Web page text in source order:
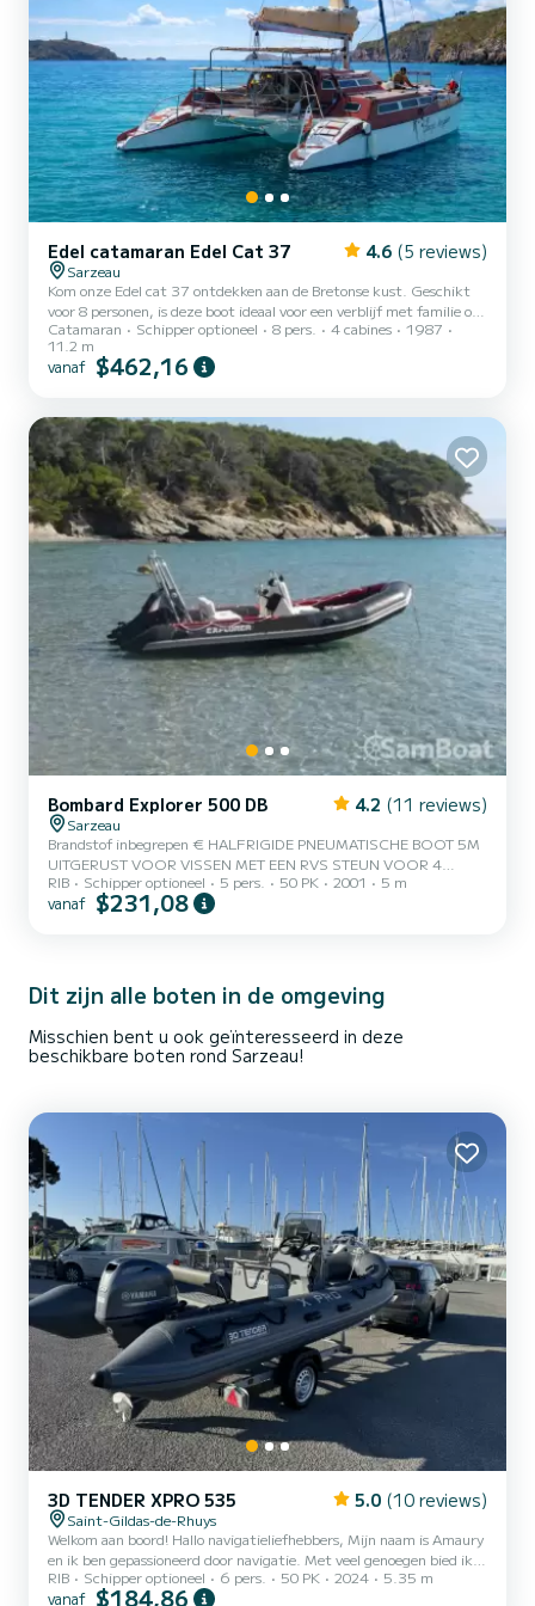
Edel catamaran Edel Cat 37 4.6 (5 reviews)
Sarzeau
Kom onze Edel cat 37 ontdekken aan de Bretonse kust. Geschikt
voor 8 personen, is deze boot ideaal voor een verblijf met familie of
vrienden
Catamaran Schipper optioneel 8 pers. 4 cabines
1987
11.2 m
vanaf $462,16
Bombard Explorer 500 DB 4.2 (11 reviews)
Sarzeau
Brandstof inbegrepen € HALFRIGIDE PNEUMATISCHE BOOT 5M
UITGERUST VOOR VISSEN MET EEN RVS STEUN VOOR 4
HENGELS. IDEAAL VOOR EEN FAMILIE-UITSTAP,
ONTSPANNING OF EEN SPORTIEF UITJE LANGS DE KUST.
RIB Schipper optioneel 5 pers. 50 PK 2001 5 m
vanaf $231,08
Dit zijn alle boten in de omgeving
Misschien bent u ook geïnteresseerd in deze
beschikbare boten rond Sarzeau!
3D TENDER XPRO 535 5.0 (10 reviews)
Saint-Gildas-de-Rhuys
Welkom aan boord! Hallo navigatieliefhebbers, Mijn naam is Amaury
en ik ben gepassioneerd door navigatie. Met veel genoegen bied ik u
de verhuur aan van mijn semi-rigide boot 3D TENDER XPRO 535.
Deze is nieuw vanaf het jaar 2024 (juni). Dit is een boot die zeer
RIB Schipper optioneel 6 pers. 50 PK 2024 5.35 m
vanaf $184,86